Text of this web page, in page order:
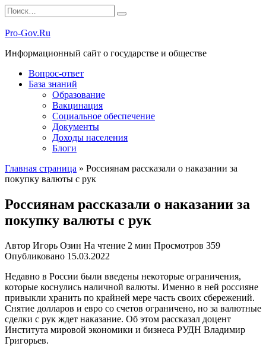
Перейти
к
содержанию
Search
for:
Pro-Gov.Ru
Информационный сайт о государстве и обществе
Вопрос-ответ
База знаний
Образование
Вакцинация
Социальное обеспечение
Документы
Доходы населения
Блоги
Главная страница » Россиянам рассказали о наказании за
покупку валюты с рук
Россиянам рассказали о наказании за
покупку валюты с рук
Автор Игорь Озин На чтение 2 мин Просмотров 359
Опубликовано 15.03.2022
Недавно в России были введены некоторые ограничения,
которые коснулись наличной валюты. Именно в ней россияне
привыкли хранить по крайней мере часть своих сбережений.
Снятие долларов и евро со счетов ограничено, но за валютные
сделки с рук ждет наказание. Об этом рассказал доцент
Института мировой экономики и бизнеса РУДН Владимир
Григорьев.